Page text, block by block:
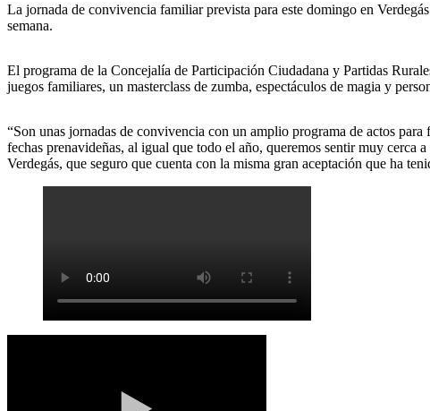
La jornada de convivencia familiar prevista para este domingo en
semana.
El programa de la Concejalía de Participación Ciudadana y Partidas
juegos familiares, un masterclass de zumba, espectáculos de magia y
“Son unas jornadas de convivencia con un amplio programa de actos
fechas prenavideñas, al igual que todo el año, queremos sentir muy cerca
Verdegás, que seguro que cuenta con la misma gran aceptación que ha